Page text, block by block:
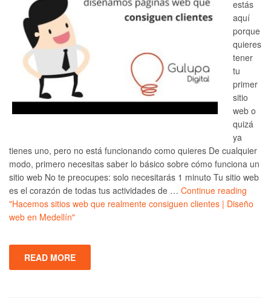
estás
aquí
porque
quieres
tener
tu
primer
sitio
web o
quizá
ya
tienes uno, pero no está funcionando como quieres De cualquier
modo, primero necesitas saber lo básico sobre cómo funciona un
sitio web No te preocupes: solo necesitarás 1 minuto Tu sitio web
es el corazón de todas tus actividades de … Continue reading
"Hacemos sitios web que realmente consiguen clientes | Diseño
web en Medellín"
READ MORE